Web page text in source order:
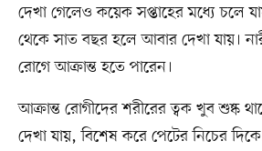
দেখা গেলেও কয়েক সপ্তাহের মধ্যে চলে
থেকে সাত বছর হলে আবার দেখা যায়।
রোগে আক্রান্ত হতে পারেন।
আক্রান্ত রোগীদের শরীরের ত্বক খুব শুষ্ক
দেখা যায়, বিশেষ করে পেটের নিচের